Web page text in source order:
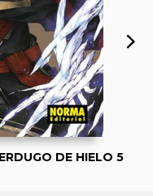
DE HIELO 5